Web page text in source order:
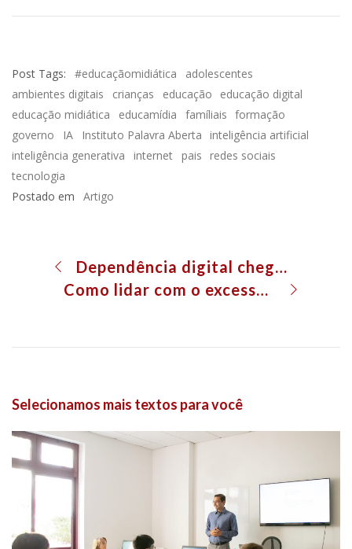
Post Tags: #educaçãomidiática
adolescentes
ambientes digitais
crianças educação
educação digital
educação midiática
educamídia famíliais formação
governo
IA Instituto Palavra Aberta inteligência artificial
inteligência generativa
internet pais redes sociais
tecnologia
Postado em
Artigo
Dependência digital chega à terceira idade
Como lidar com o excesso de telas da família?
Selecionamos mais textos para você